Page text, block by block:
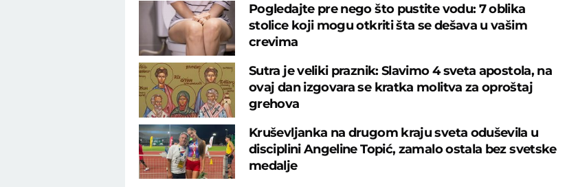
Pogledajte pre nego što pustite vodu: 7 oblika
stolice koji mogu otkriti šta se dešava u vašim
crevima
Sutra je veliki praznik: Slavimo 4 sveta apostola, na
ovaj dan izgovara se kratka molitva za oproštaj
grehova
Kruševljanka na drugom kraju sveta oduševila u
disciplini Angeline Topić, zamalo ostala bez svetske
medalje